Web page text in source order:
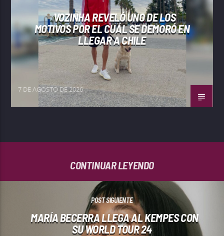
VOZINHA REVELÓ UNO DE LOS
MOTIVOS POR EL CUÁL SE DEMORÓ EN
LLEGAR A CHILE
7 DE AGOSTO DE 2026
CONTINUAR LEYENDO
POST SIGUIENTE
MARÍA BECERRA LLEGA AL KEMPES CON
SU WORLD TOUR 24